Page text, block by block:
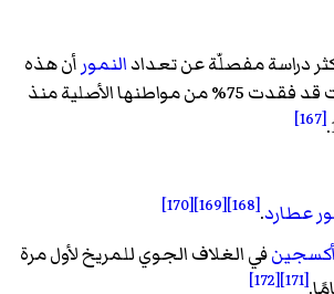
دراسة مفصلّة عن تعدادالنمورأن هذه
الحيوانات قد فقدت 75% من مواطنها الأصلية منذ
[167]
عطارد.
[168]
[169]
[170]
أكسجينفي الغلاف الجوي للمريخ لأول مرة
[171]
[172]